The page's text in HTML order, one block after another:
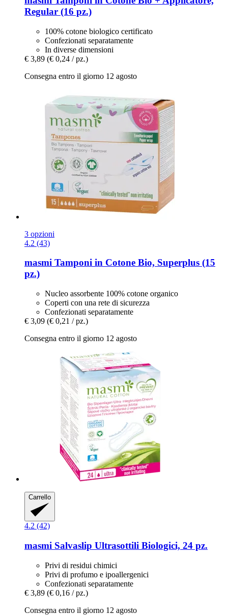
Regular (16 pz.)
100% cotone biologico certificato
Confezionati separatamente
In diverse dimensioni
€ 3,89 (€ 0,24 / pz.)
Consegna entro il giorno 12 agosto
3 opzioni
4.2 (43)
masmi Tamponi in Cotone Bio, Superplus (15
pz.)
Nucleo assorbente 100% cotone organico
Coperti con una rete di sicurezza
Confezionati separatamente
€ 3,09 (€ 0,21 / pz.)
Consegna entro il giorno 12 agosto
Carrello
4.2 (42)
masmi Salvaslip Ultrasottili Biologici, 24 pz.
Privi di residui chimici
Privi di profumo e ipoallergenici
Confezionati separatamente
€ 3,89 (€ 0,16 / pz.)
Consegna entro il giorno 12 agosto